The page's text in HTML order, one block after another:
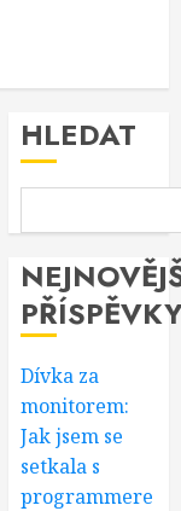
HLEDAT
Dívka za
monitorem:
Jak jsem se
setkala s
programmere